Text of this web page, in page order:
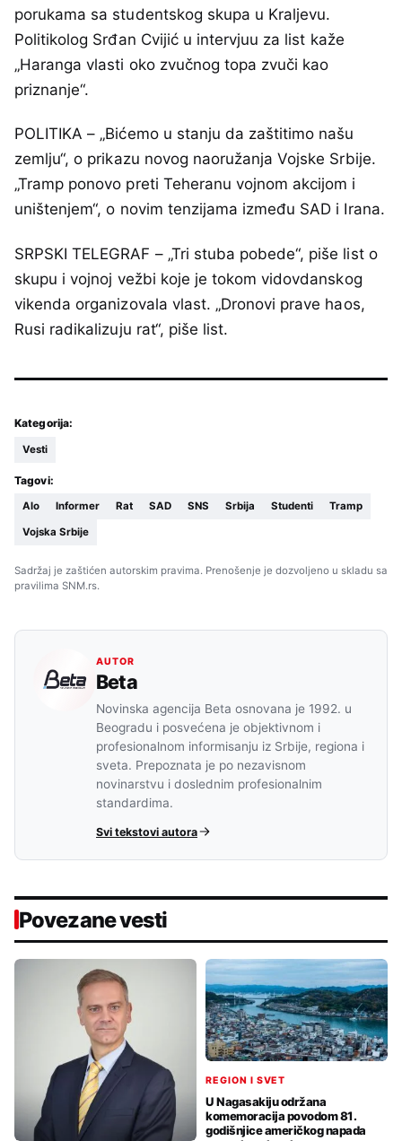
porukama sa studentskog skupa u Kraljevu.
Politikolog Srđan Cvijić u intervjuu za list kaže
„Haranga vlasti oko zvučnog topa zvuči kao
priznanje“.
POLITIKA – „Bićemo u stanju da zaštitimo našu
zemlju“, o prikazu novog naoružanja Vojske Srbije.
„Tramp ponovo preti Teheranu vojnom akcijom i
uništenjem“, o novim tenzijama između SAD i Irana.
SRPSKI TELEGRAF – „Tri stuba pobede“, piše list o
skupu i vojnoj vežbi koje je tokom vidovdanskog
vikenda organizovala vlast. „Dronovi prave haos,
Rusi radikalizuju rat“, piše list.
Kategorija:
Vesti
Tagovi:
Alo Informer Rat SAD SNS Srbija Studenti Tramp
Vojska Srbije
Sadržaj je zaštićen autorskim pravima. Prenošenje je dozvoljeno u skladu sa
pravilima SNM.rs.
AUTOR
Beta
Novinska agencija Beta osnovana je 1992. u
Beogradu i posvećena je objektivnom i
profesionalnom informisanju iz Srbije, regiona i
sveta. Prepoznata je po nezavisnom
novinarstvu i doslednim profesionalnim
standardima.
Svi tekstovi autora
Povezane vesti
REGION I SVET
U Nagasakiju održana
komemoracija povodom 81.
godišnjice američkog napada